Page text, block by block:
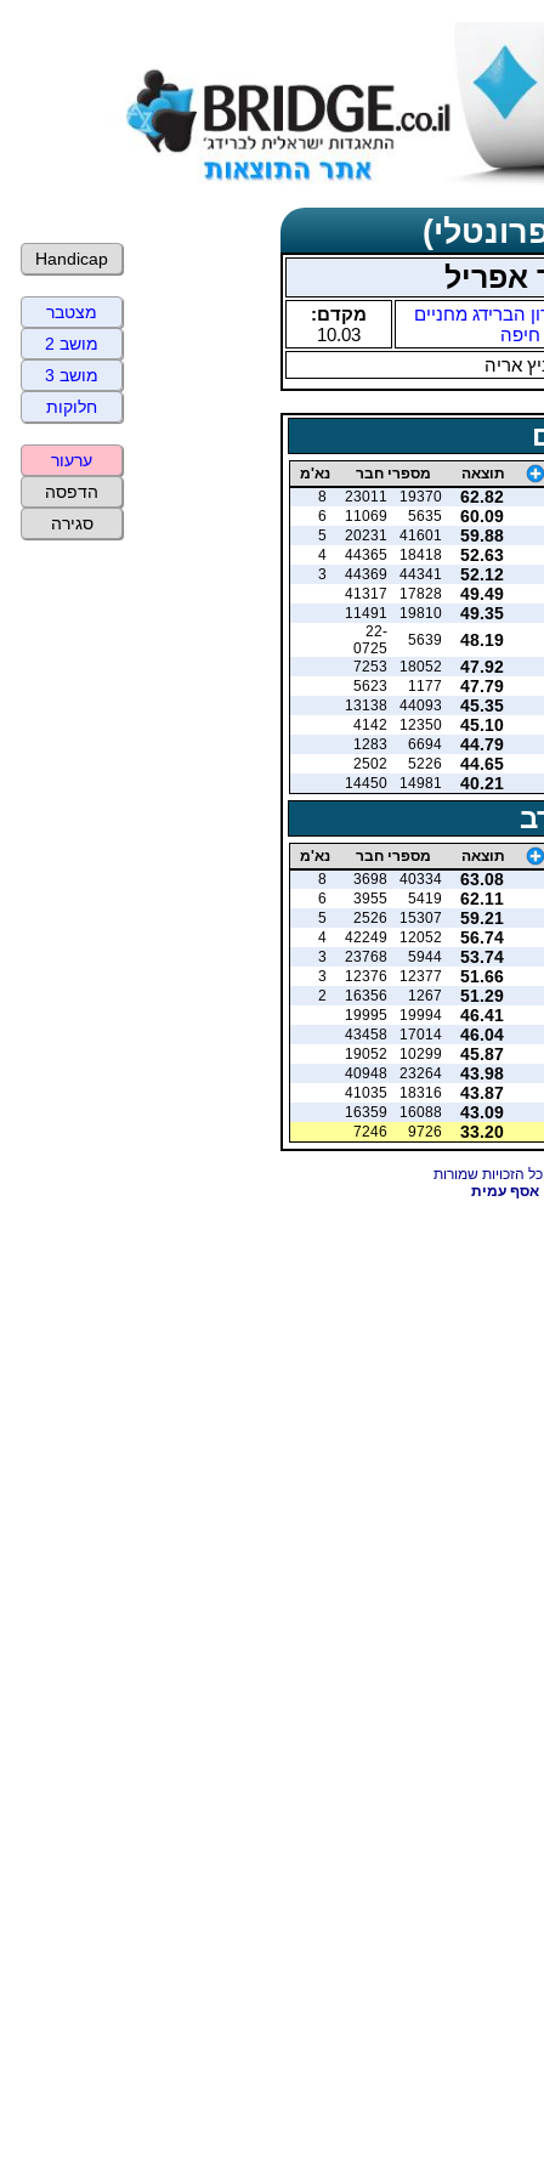
אפריל
הברידג מחניים
חיפה
מקדם:
10.03
אריה
תוצאה מספרי חבר נא'מ
62.82
19370
23011
8
60.09
5635
11069
6
59.88
41601
20231
5
52.63
18418
44365
4
52.12
44341
44369
3
49.49
17828
41317
49.35
19810
11491
48.19
5639
22-
0725
47.92
18052
7253
47.79
1177
5623
45.35
44093
13138
45.10
12350
4142
44.79
6694
1283
44.65
5226
2502
40.21
14981
14450
תוצאה מספרי חבר נא'מ
63.08
40334
3698
8
62.11
5419
3955
6
59.21
15307
2526
5
56.74
12052
42249
4
53.74
5944
23768
3
51.66
12377
12376
3
51.29
1267
16356
2
46.41
19994
19995
46.04
17014
43458
45.87
10299
19052
43.98
23264
40948
43.87
18316
41035
43.09
16088
16359
33.20
9726
7246
אסף עמית
Handicap
מצטבר
מושב 2
מושב 3
חלוקות
ערעור
הדפסה
סגירה